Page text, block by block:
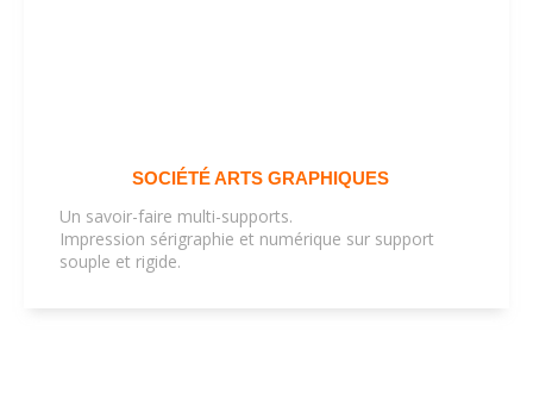
SOCIÉTÉ ARTS GRAPHIQUES
Un savoir-faire multi-supports.
Impression sérigraphie et numérique sur support
souple et rigide.